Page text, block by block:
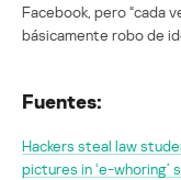
Facebook, pero “cada
básicamente robo de
Fuentes:
Hackers steal law
pictures in ‘e-whoring’